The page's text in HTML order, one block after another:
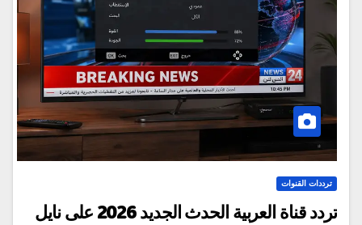
ترددات القنوات
تردد قناة العربية الحدث الجديد 2026 على نايل